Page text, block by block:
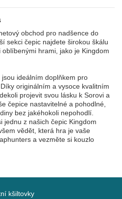
obchod pro nadšence do
sekci čepic najdete širokou škálu
hrami, jako je Kingdom
ideálním doplňkem pro
originálním a vysoce kvalitním
projevit svou lásku k Sorovi a
čepice nastavitelné a pohodlné,
bez jakéhokoli nepohodlí.
jednu z našich čepic Kingdom
vědět, která hra je vaše
a vezměte si kouzlo
kšiltovky